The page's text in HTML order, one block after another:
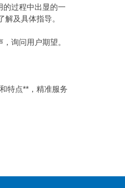
的过程中出显的一
及具体指导。
询问用户期望。
特点**，精准服务